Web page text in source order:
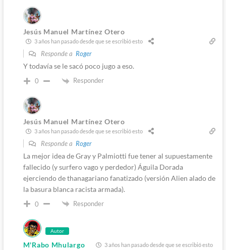
Jesús Manuel Martínez Otero
3 años han pasado desde que se escribió esto
Responde a Roger
Y todavía se le sacó poco jugo a eso.
0 Responder
Jesús Manuel Martínez Otero
3 años han pasado desde que se escribió esto
Responde a Roger
La mejor idea de Gray y Palmiotti fue tener al supuestamente
fallecido (y surfero vago y perdedor) Águila Dorada
ejerciendo de thanagariano fanatizado (versión Alien alado de
la basura blanca racista armada).
0 Responder
Autor
M'Rabo Mhulargo 3 años han pasado desde que se escribió esto